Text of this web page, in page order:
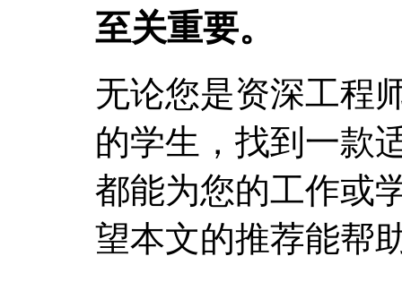
至关重要。
无论您是资深工程
的学生，找到一款
都能为您的工作或
望本文的推荐能帮